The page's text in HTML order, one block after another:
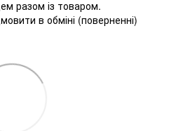
разом із товаром.
в обміні (поверненні)